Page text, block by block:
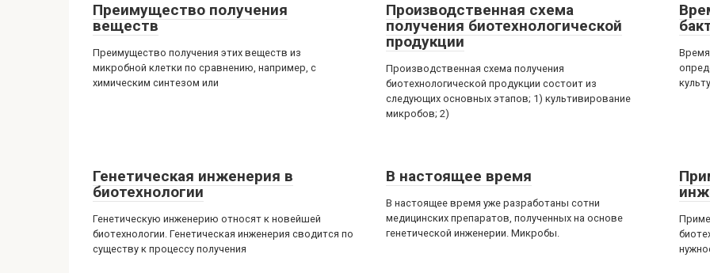
Преимущество получения
веществ
Преимущество получения этих веществ из
микробной клетки по сравнению, например, с
химическим синтезом или
Производственная схема
получения биотехнологической
продукции
Производственная схема получения
биотехнологической продукции состоит из
следующих основных этапов; 1) культивирование
микробов; 2)
Генетическая инженерия в
биотехнологии
Генетическую инженерию относят к новейшей
биотехнологии. Генетическая инженерия сводится по
существу к процессу получения
В настоящее время
В настоящее время уже разработаны сотни
медицинских препаратов, полученных на основе
генетической инженерии. Микробы.